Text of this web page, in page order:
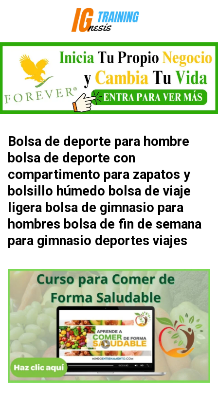
Bolsa de deporte para hombre
bolsa de deporte con
compartimento para zapatos y
bolsillo húmedo bolsa de viaje
ligera bolsa de gimnasio para
hombres bolsa de fin de semana
para gimnasio deportes viajes